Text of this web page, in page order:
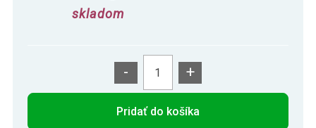
skladom
- +
Pridať do košíka